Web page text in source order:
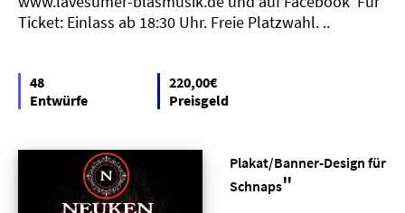
Ticket: Einlass ab 18:30 Uhr. Freie Platzwahl. ..
48
Entwürfe
220,00€
Preisgeld
Plakat/Banner-Design für
Schnaps"